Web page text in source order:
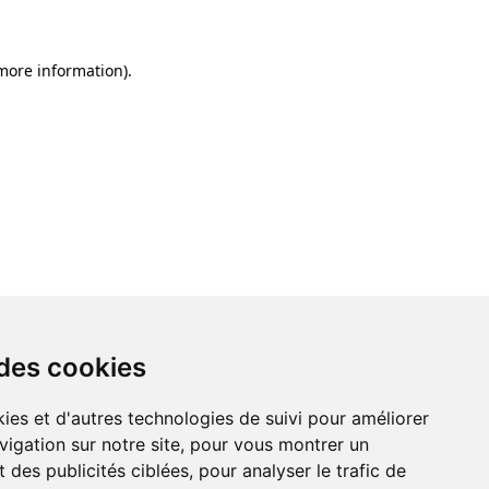
cookies
et d'autres technologies de suivi pour améliorer
sur notre site, pour vous montrer un
des publicités ciblées, pour analyser le trafic de
information).